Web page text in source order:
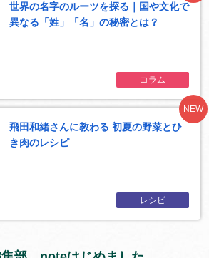
世界の名字のルーツを探る｜国や文化で
異なる「姓」「名」の秘密とは？
コラム
飛田和緒さんに教わる 初夏の野菜とひ
き肉のレシピ
レシピ
NEW